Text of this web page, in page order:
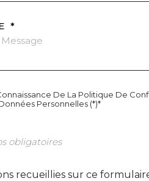
*
De La Politique De
Personnelles (*)*
obligatoires
recueillies sur ce